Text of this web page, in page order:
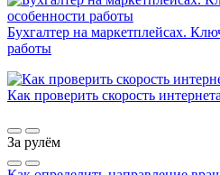
Бухгалтер на маркетплейсах.
работы
Как проверить скорость
За рулём